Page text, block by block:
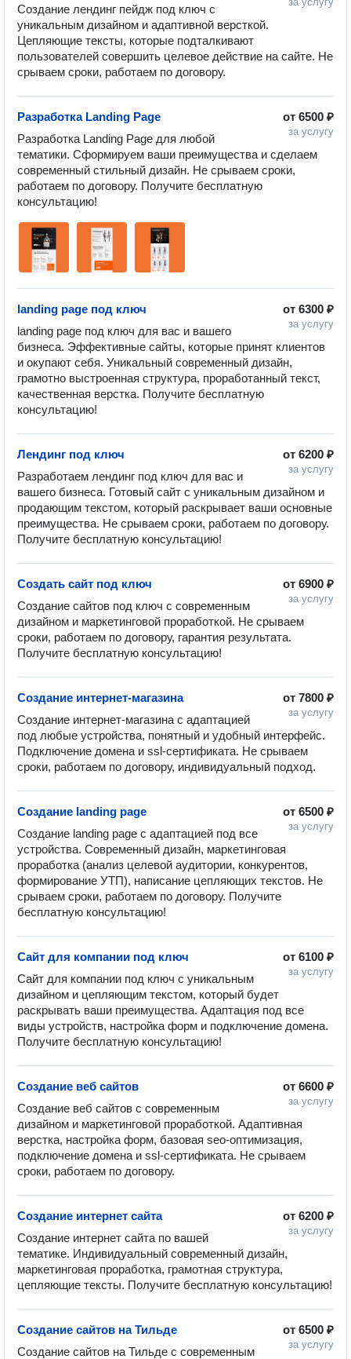
Создание лендинг пейдж под ключ с
уникальным дизайном и адаптивной версткой.
Цепляющие тексты, которые подталкивают
пользователей совершить целевое действие на сайте. Не
срываем сроки, работаем по договору.
от 6500 ₽
за услугу
Разработка Landing Page
Разработка Landing Page для любой
тематики. Сформируем ваши преимущества и сделаем
современный стильный дизайн. Не срываем сроки,
работаем по договору. Получите бесплатную
консультацию!
от 6300 ₽
за услугу
landing page под ключ
landing page под ключ для вас и вашего
бизнеса. Эффективные сайты, которые принят клиентов
и окупают себя. Уникальный современный дизайн,
грамотно выстроенная структура, проработанный текст,
качественная верстка. Получите бесплатную
консультацию!
от 6200 ₽
за услугу
Лендинг под ключ
Разработаем лендинг под ключ для вас и
вашего бизнеса. Готовый сайт с уникальным дизайном и
продающим текстом, который раскрывает ваши основные
преимущества. Не срываем сроки, работаем по договору.
Получите бесплатную консультацию!
от 6900 ₽
за услугу
Создать сайт под ключ
Создание сайтов под ключ с современным
дизайном и маркетинговой проработкой. Не срываем
сроки, работаем по договору, гарантия результата.
Получите бесплатную консультацию!
от 7800 ₽
за услугу
Создание интернет-магазина
Создание интернет-магазина с адаптацией
под любые устройства, понятный и удобный интерфейс.
Подключение домена и ssl-сертификата. Не срываем
сроки, работаем по договору, индивидуальный подход.
от 6500 ₽
за услугу
Создание landing page
Создание landing page с адаптацией под все
устройства. Современный дизайн, маркетинговая
проработка (анализ целевой аудитории, конкурентов,
формирование УТП), написание цепляющих текстов. Не
срываем сроки, работаем по договору. Получите
бесплатную консультацию!
от 6100 ₽
за услугу
Сайт для компании под ключ
Сайт для компании под ключ с уникальным
дизайном и цепляющим текстом, который будет
раскрывать ваши преимущества. Адаптация под все
виды устройств, настройка форм и подключение домена.
Получите бесплатную консультацию!
от 6600 ₽
за услугу
Создание веб сайтов
Создание веб сайтов с современным
дизайном и маркетинговой проработкой. Адаптивная
верстка, настройка форм, базовая seo-оптимизация,
подключение домена и ssl-сертификата. Не срываем
сроки, работаем по договору.
от 6200 ₽
за услугу
Создание интернет сайта
Создание интернет сайта по вашей
тематике. Индивидуальный современный дизайн,
маркетинговая проработка, грамотная структура,
цепляющие тексты. Получите бесплатную консультацию!
от 6500 ₽
за услугу
Создание сайтов на Тильде
Создание сайтов на Тильде с современным